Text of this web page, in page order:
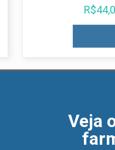
R$
Veja